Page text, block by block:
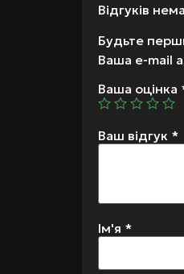
Відгуків
Будьте
Ваша e-mail
Ваша оцінка
Ваш відгук *
Ім'я *